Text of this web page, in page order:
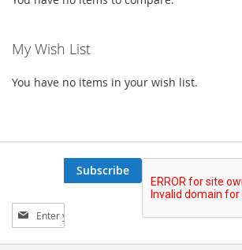
My Wish List
You have no items in your wish list.
Sign
Up
for
Subscribe